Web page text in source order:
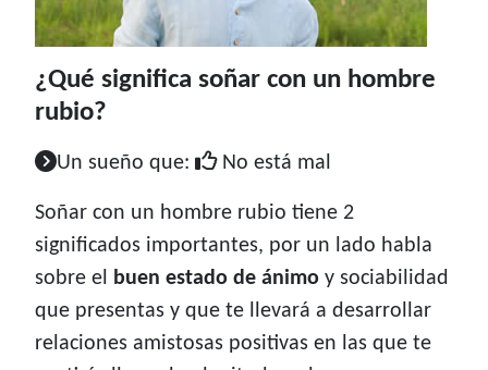
¿Qué significa soñar con un hombre
rubio?
Un sueño que: No está mal
Soñar con un hombre rubio tiene 2
significados importantes, por un lado habla
sobre el buen estado de ánimo y sociabilidad
que presentas y que te llevará a desarrollar
relaciones amistosas positivas en las que te